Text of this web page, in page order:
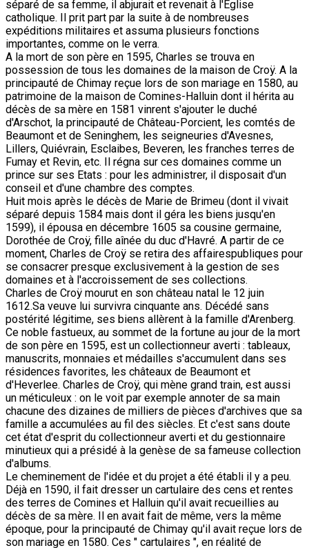
séparé de sa femme, il abjurait et revenait à l'Eglise
catholique. Il prit part par la suite à de nombreuses
expéditions militaires et assuma plusieurs fonctions
importantes, comme on le verra.
A la mort de son père en 1595, Charles se trouva en
possession de tous les domaines de la maison de Croÿ. A la
principauté de Chimay reçue lors de son mariage en 1580, au
patrimoine de la maison de Comines-Halluin dont il hérita au
décès de sa mère en 1581 vinrent s'ajouter le duché
d'Arschot, la principauté de Château-Porcient, les comtés de
Beaumont et de Seninghem, les seigneuries d'Avesnes,
Lillers, Quiévrain, Esclaibes, Beveren, les franches terres de
Fumay et Revin, etc. Il régna sur ces domaines comme un
prince sur ses Etats : pour les administrer, il disposait d'un
conseil et d'une chambre des comptes.
Huit mois après le décès de Marie de Brimeu (dont il vivait
séparé depuis 1584 mais dont il géra les biens jusqu'en
1599), il épousa en décembre 1605 sa cousine germaine,
Dorothée de Croÿ, fille aînée du duc d'Havré. A partir de ce
moment, Charles de Croÿ se retira des affairespubliques pour
se consacrer presque exclusivement à la gestion de ses
domaines et à l'accroissement de ses collections.
Charles de Croÿ mourut en son château natal le 12 juin
1612.Sa veuve lui survivra cinquante ans. Décédé sans
postérité légitime, ses biens allèrent à la famille d'Arenberg.
Ce noble fastueux, au sommet de la fortune au jour de la mort
de son père en 1595, est un collectionneur averti : tableaux,
manuscrits, monnaies et médailles s'accumulent dans ses
résidences favorites, les châteaux de Beaumont et
d'Heverlee. Charles de Croÿ, qui mène grand train, est aussi
un méticuleux : on le voit par exemple annoter de sa main
chacune des dizaines de milliers de pièces d'archives que sa
famille a accumulées au fil des siècles. Et c'est sans doute
cet état d'esprit du collectionneur averti et du gestionnaire
minutieux qui a présidé à la genèse de sa fameuse collection
d'albums.
Le cheminement de l'idée et du projet a été établi il y a peu.
Déjà en 1590, il fait dresser un cartulaire des cens et rentes
des terres de Comines et Halluin qu'il avait recueillies au
décès de sa mère. Il en avait fait de même, vers la même
époque, pour la principauté de Chimay qu'il avait reçue lors de
son mariage en 1580. Ces " cartulaires ", en réalité de